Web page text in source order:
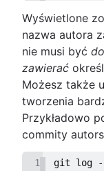
Wyświetlone
nazwa autora
nie musi być
zawierać
Możesz także
tworzenia
Przykładowo
commity
1 git log --